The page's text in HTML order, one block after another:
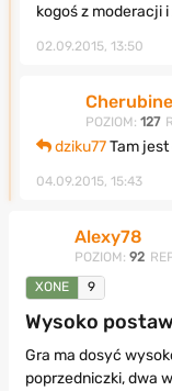
kogoś z moderacji
02.09.2015, 13:50
POZIOM: 127
dziku77Tam jest
04.09.2015, 15:43
Alexy78
POZIOM: 92
XONE 9
Wysoko
Gra ma dosyć
poprzedniczki, dwa